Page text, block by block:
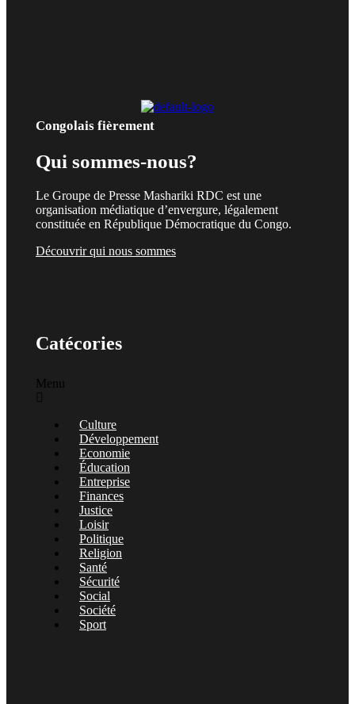
Congolais fièrement
Qui sommes-nous?
Le Groupe de Presse Mashariki RDC est une
organisation médiatique d’envergure, légalement
constituée en République Démocratique du Congo.
Découvrir qui nous sommes
Catécories
Menu
Culture
Développement
Economie
Éducation
Entreprise
Finances
Justice
Loisir
Politique
Religion
Santé
Sécurité
Social
Société
Sport